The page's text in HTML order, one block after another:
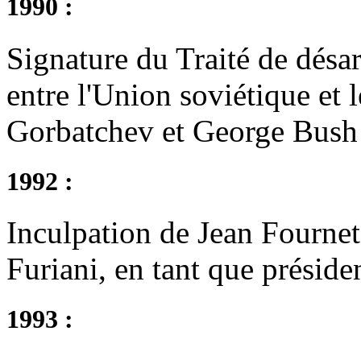
1990 :
Signature du Traité de
entre l'Union soviétique et
Gorbatchev et George
1992 :
Inculpation de Jean
Furiani, en tant que
1993 :